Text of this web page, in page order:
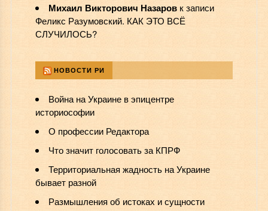
Михаил Викторович Назаровк записи
Феликс Разумовский. КАК ЭТО ВСЁ
СЛУЧИЛОСЬ?
НОВОСТИ РИ
Война на Украине в эпицентре
историософии
О профессии Редактора
Что значит голосовать за КПРФ
Территориальная жадность на Украине
бывает разной
Размышления об истоках и сущности